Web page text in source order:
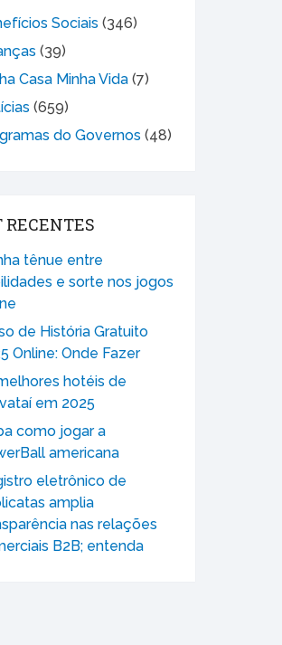
Sociais (346)
(39)
Casa Minha Vida (7)
(659)
do Governos (48)
RECENTES
tênue entre
e sorte nos jogos
de História Gratuito
Online: Onde Fazer
hotéis de
em 2025
como jogar a
americana
eletrônico de
amplia
nas relações
B2B; entenda